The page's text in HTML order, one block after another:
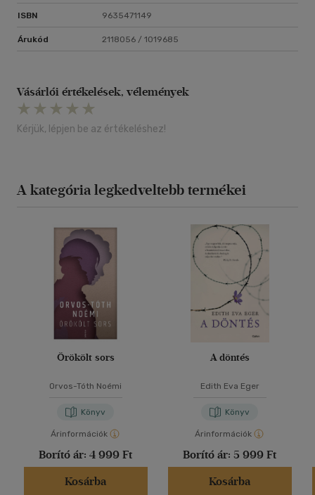
ISBN 9635471149
Árukód 2118056 / 1019685
Vásárlói értékelések, vélemények
Kérjük, lépjen be az értékeléshez!
A kategória legkedveltebb termékei
Örökölt sors
Orvos-Tóth Noémi
Könyv
Árinformációk
Borító ár: 4 999 Ft
Kosárba
A döntés
Edith Eva Eger
Könyv
Árinformációk
Borító ár: 5 999 Ft
Kosárba